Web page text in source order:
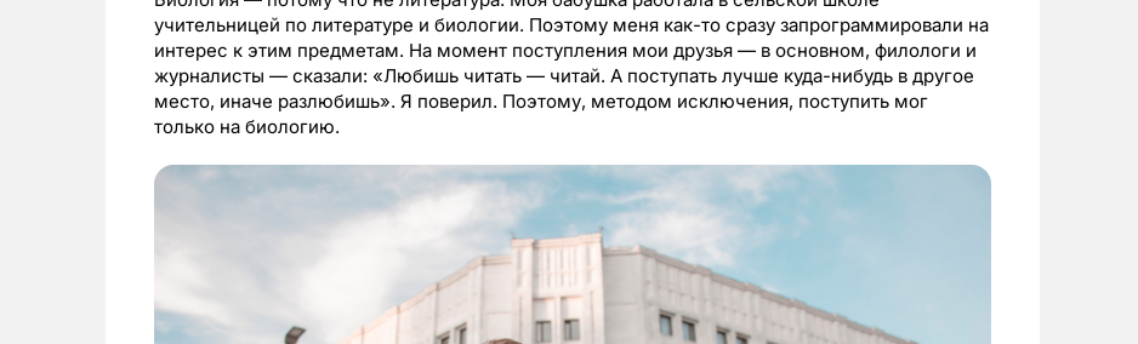
учительницей по литературе и биологии. Поэтому меня как-то сразу запрограммировали на
интерес к этим предметам. На момент поступления мои друзья — в основном, филологи и
журналисты — сказали: «Любишь читать — читай. А поступать лучше куда-нибудь в другое
место, иначе разлюбишь». Я поверил. Поэтому, методом исключения, поступить мог
только на биологию.